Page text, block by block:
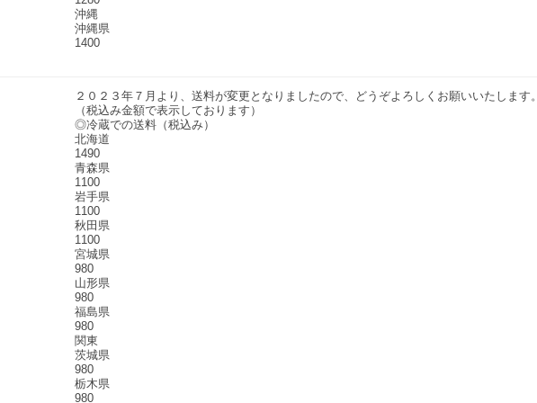
沖縄
沖縄県
1400
２０２３年７月より、送料が変更となりましたので、どうぞよろしくお願いいたします。
（税込み金額で表示しております）
◎冷蔵での送料（税込み）
北海道
1490
青森県
1100
岩手県
1100
秋田県
1100
宮城県
980
山形県
980
福島県
980
関東
茨城県
980
栃木県
980